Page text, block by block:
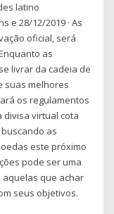
latino
e 28/12/2019 · As
oficial, será
as
livrar da cadeia de
suas melhores
os regulamentos
divisa virtual cota
as
este próximo
pode ser uma
aquelas que achar
seus objetivos.